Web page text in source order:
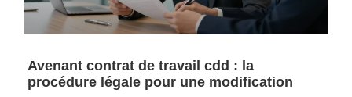
Avenant contrat de travail cdd : la
procédure légale pour une modification